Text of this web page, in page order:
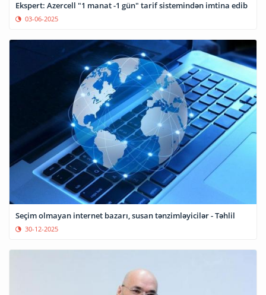
Ekspert: Azercell "1 manat -1 gün" tarif sistemindən imtina edib
03-06-2025
Seçim olmayan internet bazarı, susan tənzimləyicilər - Təhlil
30-12-2025